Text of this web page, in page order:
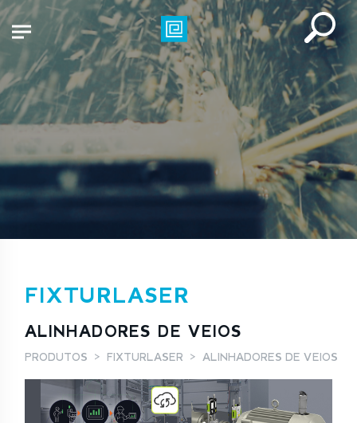
FIXTURLASER
ALINHADORES DE VEIOS
PRODUTOS FIXTURLASER ALINHADORES DE VEIOS